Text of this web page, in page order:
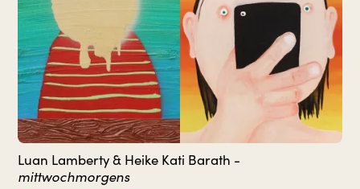
Luan Lamberty & Heike Kati Barath -
mittwochmorgens